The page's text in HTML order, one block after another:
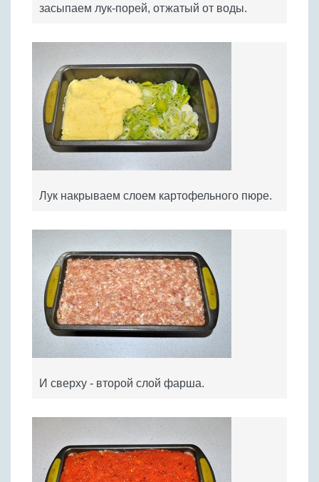
засыпаем лук-порей, отжатый от воды.
Лук накрываем слоем картофельного пюре.
И сверху - второй слой фарша.